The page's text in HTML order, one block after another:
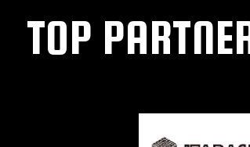
TOP